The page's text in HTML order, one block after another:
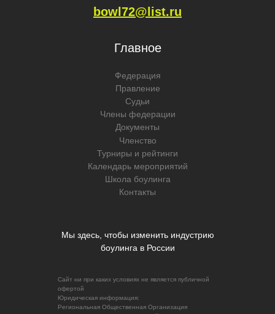
Сайт ни при каких условиях не является публичной
офертой
Юридическая информация:
Региональная Общественная Организация
bowl72@list.ru
Мы здесь, чтобы изменить индустрию
боулинга в России
Главное
Федерация
Правление
Судьи
Члены федерации
Документы
Членство
Турниры и рейтинги
Календарь мероприятий
Школа боулинга
Контакты